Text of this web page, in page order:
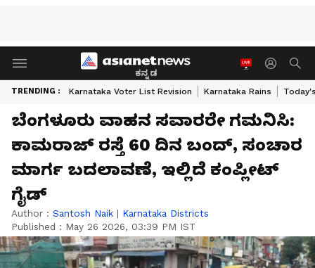
ಕನ್ನಡ
TRENDING : Karnataka Voter List Revision Karnataka Rains
ಬೆಂಗಳೂರು ವಾಹನ ಸವಾರರೇ ಗಮನಿಸಿ:
ಕಾಮರಾಜ್ ರಸ್ತೆ 60 ದಿನ ಬಂದ್, ಸಂಚಾರ
ಮಾರ್ಗ ಬದಲಾವಣೆ, ಇಲ್ಲಿದೆ ಕಂಪ್ಲೀಟ್
ಗೈಡ್
Author : Santosh Naik | Karnataka Districts
Published : May 26 2026, 03:39 PM IST